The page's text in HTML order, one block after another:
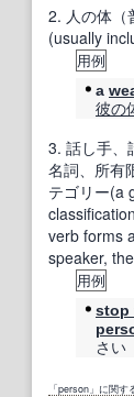
2. 人の体
(usually
用例
a
彼の
3. 話し手、
名詞、所有
テゴリー(a
verb forms
speaker,
用例
stop
さい
「person」に関す